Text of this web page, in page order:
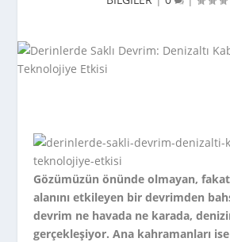
Gözümüzün önünde olmayan, fakat
alanını etkileyen bir devrimden
devrim ne havada ne karada,
gerçekleşiyor. Ana kahramanları